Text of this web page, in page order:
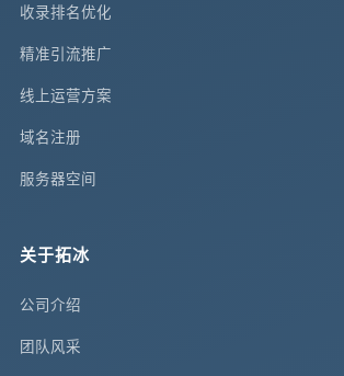
收录排名优化
精准引流推广
线上运营方案
域名注册
服务器空间
关于拓冰
公司介绍
团队风采